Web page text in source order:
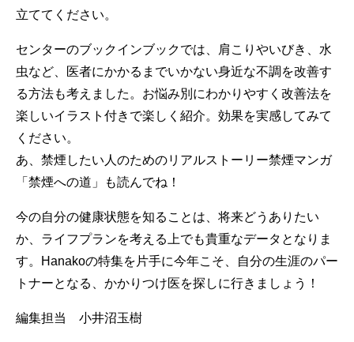
立ててください。
センターのブックインブックでは、肩こりやいびき、水
虫など、医者にかかるまでいかない身近な不調を改善す
る方法も考えました。お悩み別にわかりやすく改善法を
楽しいイラスト付きで楽しく紹介。効果を実感してみて
ください。
あ、禁煙したい人のためのリアルストーリー禁煙マンガ
「禁煙への道」も読んでね！
今の自分の健康状態を知ることは、将来どうありたい
か、ライフプランを考える上でも貴重なデータとなりま
す。Hanakoの特集を片手に今年こそ、自分の生涯のパー
トナーとなる、かかりつけ医を探しに行きましょう！
編集担当 小井沼玉樹